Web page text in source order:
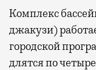
Комплекс
джакузи)
городской
длятся по